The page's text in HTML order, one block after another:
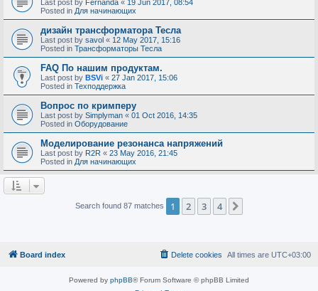
Last post by Fernanda « 19 Jun 2017, 08:54
Posted in Для начинающих
дизайн трансформатора Тесла
Last post by savol « 12 May 2017, 15:16
Posted in Трансформаторы Тесла
FAQ По нашим продуктам.
Last post by BSVi « 27 Jan 2017, 15:06
Posted in Техподдержка
Вопрос по кримперу
Last post by Simplyman « 01 Oct 2016, 14:35
Posted in Оборудование
Моделирование резонанса напряжений
Last post by R2R « 23 May 2016, 21:45
Posted in Для начинающих
Search found 87 matches 1 2 3 4
Board index All times are UTC+03:00
Delete cookies
Powered by phpBB® Forum Software © phpBB Limited